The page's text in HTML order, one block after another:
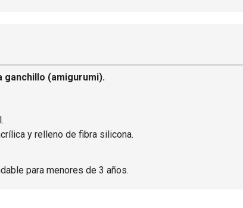
ganchillo (amigurumi).
y relleno de fibra silicona.
para menores de 3 años.